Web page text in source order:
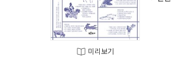
미리보기